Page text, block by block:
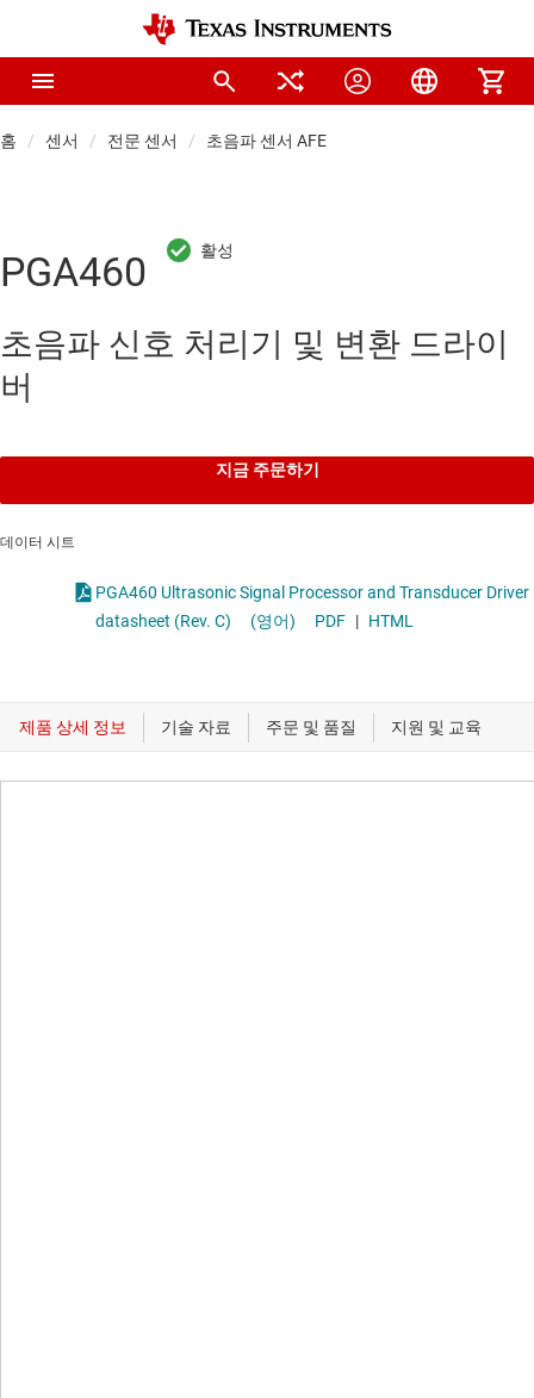
홈 센서 전문 센서 초음파 센서 AFE
PGA460
초음파 신호 처리기 및 변환 드라이
버
지금 주문하기
데이터 시트
PGA460 Ultrasonic Signal Processor and Transducer Driver
datasheet (Rev. C)
(영어) PDF | HTML